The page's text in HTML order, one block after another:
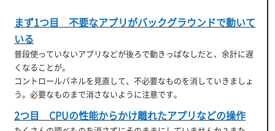
まず1つ目 不要なアプリがバックグラウンドで動いて
いる
普段使っていないアプリなどが後ろで動きっぱなしだと、余計に遅
くなることが。
コントロールパネルを見直して、不必要なものを消していきましょ
う。必要なものまで消さないように注意です。
2つ目 CPUの性能からかけ離れたアプリなどの操作